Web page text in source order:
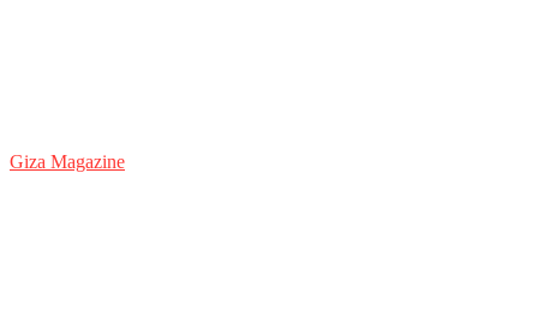
Giza Magazine